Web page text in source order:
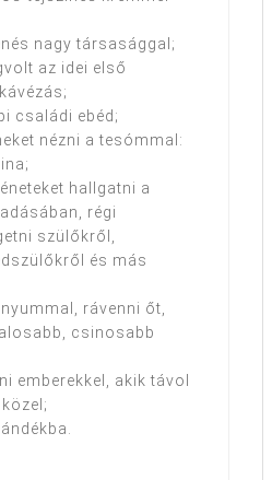
nagy társasággal;
az idei első
családi ebéd;
nézni a tesómmal:
hallgatni a
régi
szülőkről,
és más
rávenni őt,
csinosabb
emberekkel, akik távol